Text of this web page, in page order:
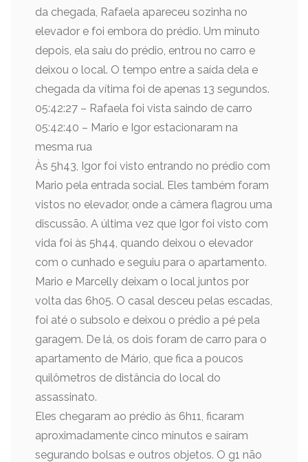
da chegada, Rafaela apareceu sozinha no
elevador e foi embora do prédio. Um minuto
depois, ela saiu do prédio, entrou no carro e
deixou o local. O tempo entre a saída dela e
chegada da vítima foi de apenas 13 segundos.
05:42:27 – Rafaela foi vista saindo de carro
05:42:40 – Mario e Igor estacionaram na
mesma rua
Às 5h43, Igor foi visto entrando no prédio com
Mario pela entrada social. Eles também foram
vistos no elevador, onde a câmera flagrou uma
discussão. A última vez que Igor foi visto com
vida foi às 5h44, quando deixou o elevador
com o cunhado e seguiu para o apartamento.
Mario e Marcelly deixam o local juntos por
volta das 6h05. O casal desceu pelas escadas,
foi até o subsolo e deixou o prédio a pé pela
garagem. De lá, os dois foram de carro para o
apartamento de Mário, que fica a poucos
quilômetros de distância do local do
assassinato.
Eles chegaram ao prédio às 6h11, ficaram
aproximadamente cinco minutos e saíram
segurando bolsas e outros objetos. O g1 não